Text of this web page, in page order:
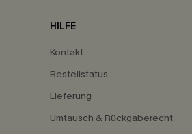
HILFE
Kontakt
Bestellstatus
Lieferung
Umtausch & Rückgaberecht